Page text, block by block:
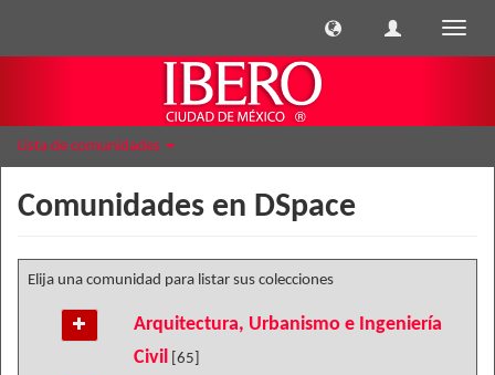
Lista de comunidades
Comunidades en DSpace
Elija una comunidad para listar sus colecciones
Arquitectura, Urbanismo e Ingeniería
Civil [65]